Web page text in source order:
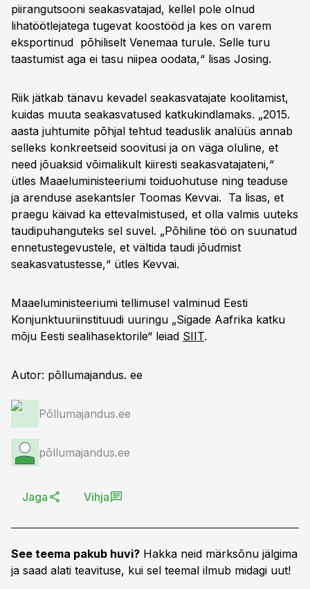
piirangutsooni seakasvatajad, kellel pole olnud
lihatöötlejatega tugevat koostööd ja kes on varem
eksportinud põhiliselt Venemaa turule. Selle turu
taastumist aga ei tasu niipea oodata,“ lisas Josing.
Riik jätkab tänavu kevadel seakasvatajate koolitamist,
kuidas muuta seakasvatused katkukindlamaks. „2015.
aasta juhtumite põhjal tehtud teaduslik analüüs annab
selleks konkreetseid soovitusi ja on väga oluline, et
need jõuaksid võimalikult kiiresti seakasvatajateni,“
ütles Maaeluministeeriumi toiduohutuse ning teaduse
ja arenduse asekantsler Toomas Kevvai. Ta lisas, et
praegu käivad ka ettevalmistused, et olla valmis uuteks
taudipuhanguteks sel suvel. „Põhiline töö on suunatud
ennetustegevustele, et vältida taudi jõudmist
seakasvatustesse,“ ütles Kevvai.
Maaeluministeeriumi tellimusel valminud Eesti
Konjunktuuriinstituudi uuringu „Sigade Aafrika katku
mõju Eesti sealihasektorile“ leiad SIIT.
Autor: põllumajandus. ee
Põllumajandus.ee
põllumajandus.ee
Jaga Vihja
See teema pakub huvi? Hakka neid märksõnu jälgima
ja saad alati teavituse, kui sel teemal ilmub midagi uut!